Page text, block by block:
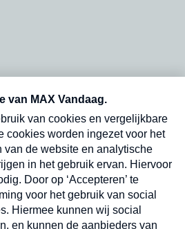
en dinsdagochtend in
Verzend